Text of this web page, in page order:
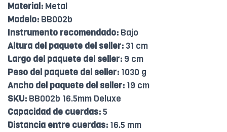
Material: Metal
Modelo: BB002b
Instrumento recomendado: Bajo
Altura del paquete del seller: 31 cm
Largo del paquete del seller: 9 cm
Peso del paquete del seller: 1030 g
Ancho del paquete del seller: 19 cm
SKU: BB002b 16.5mm Deluxe
Capacidad de cuerdas:5
Distancia entre cuerdas: 16.5 mm